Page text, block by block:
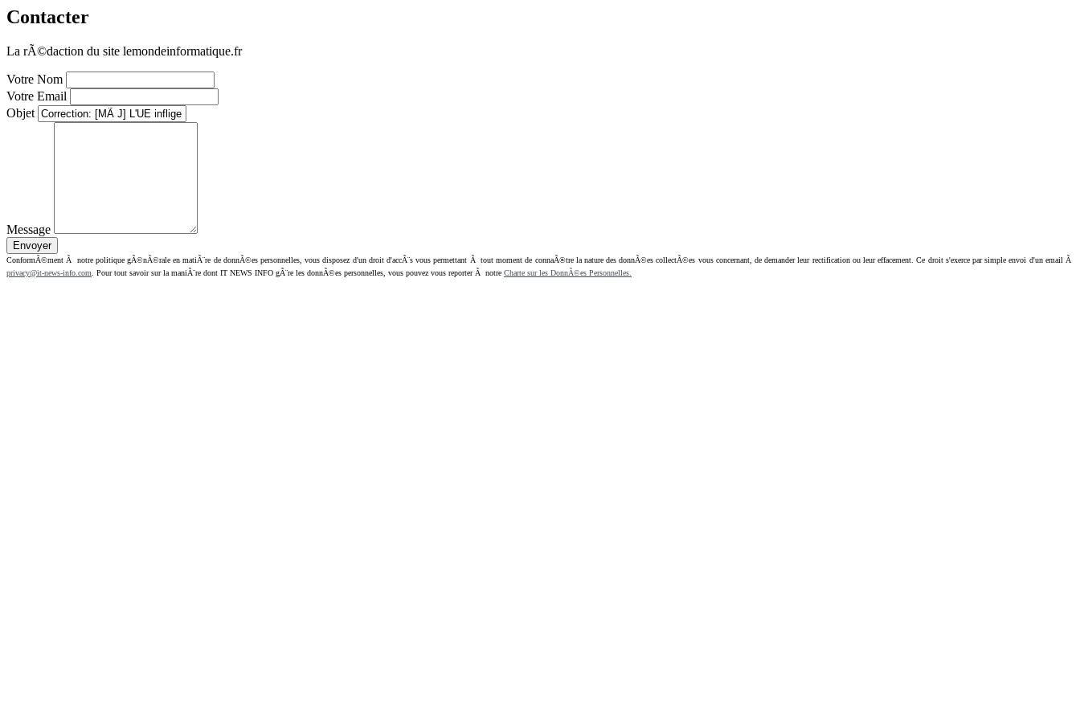
Contacter
La rÃ©daction du site lemondeinformatique.fr
Votre Nom
Votre Email
Objet
Message
ConformÃ©ment Ã notre politique gÃ©nÃ©rale en matiÃ¨re de donnÃ©es personnelles, vous disposez d'un droit d'accÃ¨s vous permettant Ã tout moment de connaÃ®tre la nature des donnÃ©es collectÃ©es vous concernant, de demander leur rectification ou leur effacement. Ce droit s'exerce par simple envoi d'un email Ã
privacy@it-news-info.com . Pour tout savoir sur la maniÃ¨re dont IT NEWS INFO gÃ¨re les donnÃ©es personnelles, vous pouvez vous reporter Ã notre Charte sur les DonnÃ©es Personnelles.